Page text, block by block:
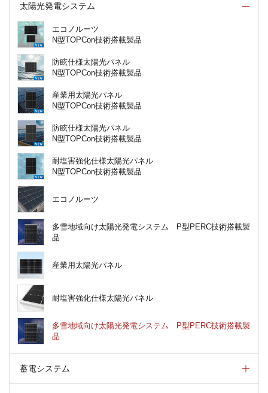
太陽光発電システム
エコノルーツ
N型TOPCon技術搭載製品
防眩仕様太陽光パネル
N型TOPCon技術搭載製品
産業用太陽光パネル
N型TOPCon技術搭載製品
防眩仕様太陽光パネル
N型TOPCon技術搭載製品
耐塩害強化仕様太陽光パネル
N型TOPCon技術搭載製品
エコノルーツ
多雪地域向け太陽光発電システム P型PERC技術搭載製
品
産業用太陽光パネル
耐塩害強化仕様太陽光パネル
多雪地域向け太陽光発電システム P型PERC技術搭載製
品
蓄電システム